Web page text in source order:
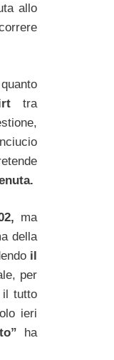
allo
tra
ma
della
il
per
il tutto
ieri
ha